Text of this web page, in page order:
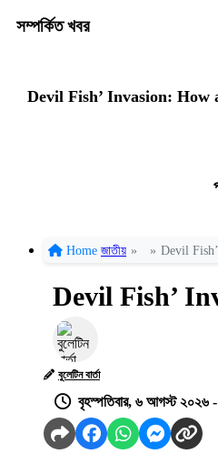
সম্পর্কিত খবর
Devil Fish’ Invasion: How
Home জাতীয় » » Devil
Devil Fish’
বুলেটিন বার্তা
বৃহস্পতিবার, ৬ আগস্ট ২০২৬